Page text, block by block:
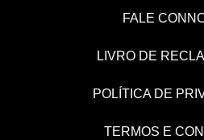
FALE
LIVRO DE
POLÍTICA DE
TERMOS E